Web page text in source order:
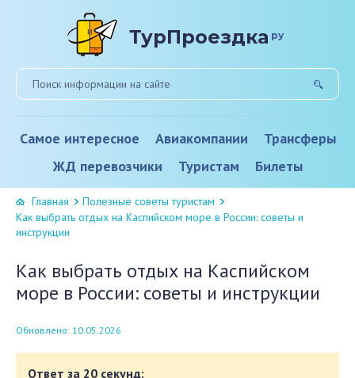
ТурПроездка ру
Самое интересное Авиакомпании
Трансферы
ЖД перевозчики
Туристам Билеты
Главная
Полезные советы туристам
Как выбрать отдых на Каспийском море в России: советы и
инструкции
Как выбрать отдых на Каспийском
море в России: советы и инструкции
Обновлено: 10.05.2026
Ответ за 20 секунд: